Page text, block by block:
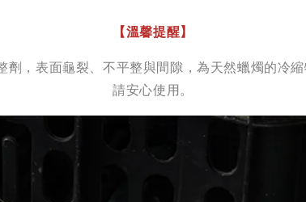
【溫馨提醒】
，表面龜裂、不平整與間隙，為天然蠟燭的冷
請安心使用。